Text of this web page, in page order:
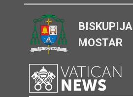
BISKUPIJA
MOSTAR